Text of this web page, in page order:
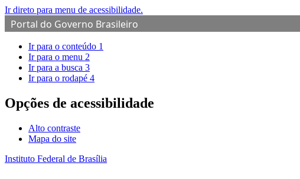
Ir direto para menu de acessibilidade.
Portal do Governo Brasileiro
Ir para o conteúdo 1
Ir para o menu 2
Ir para a busca 3
Ir para o rodapé 4
Opções de acessibilidade
Alto contraste
Mapa do site
Instituto Federal de Brasília